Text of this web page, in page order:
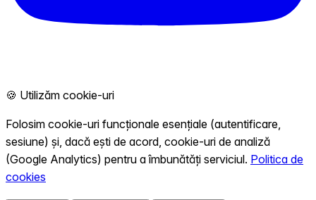
🍪 Utilizăm cookie-uri
Folosim cookie-uri funcționale esențiale (autentificare,
sesiune) și, dacă ești de acord, cookie-uri de analiză
(Google Analytics) pentru a îmbunătăți serviciul. Politica de
cookies